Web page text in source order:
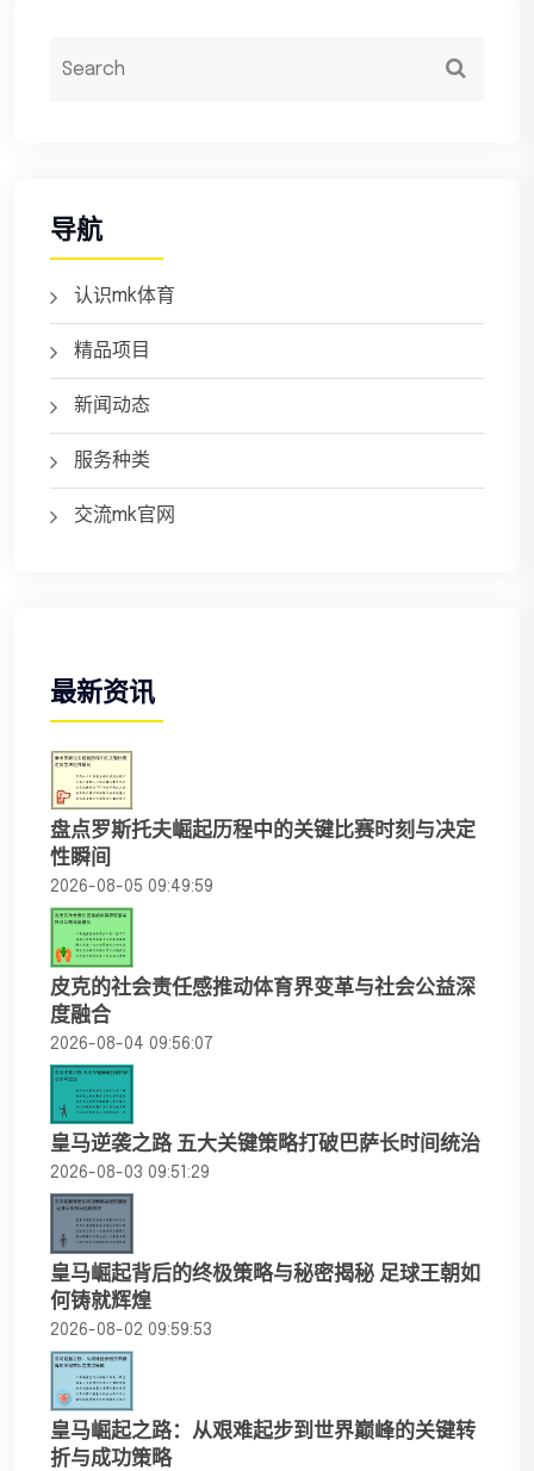
导航
认识mk体育
精品项目
新闻动态
服务种类
交流mk官网
最新资讯
盘点罗斯托夫崛起历程中的关键比赛时刻与决定
性瞬间
2026-08-05 09:49:59
皮克的社会责任感推动体育界变革与社会公益深
度融合
2026-08-04 09:56:07
皇马逆袭之路 五大关键策略打破巴萨长时间统治
2026-08-03 09:51:29
皇马崛起背后的终极策略与秘密揭秘 足球王朝如
何铸就辉煌
2026-08-02 09:59:53
皇马崛起之路：从艰难起步到世界巅峰的关键转
折与成功策略